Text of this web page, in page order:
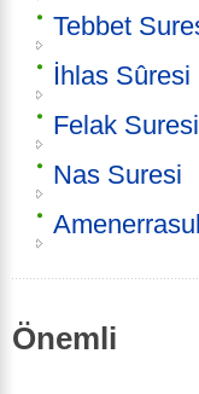
Tebbet
İhlas Sûresi
Felak Suresi
Nas Suresi
Önemli